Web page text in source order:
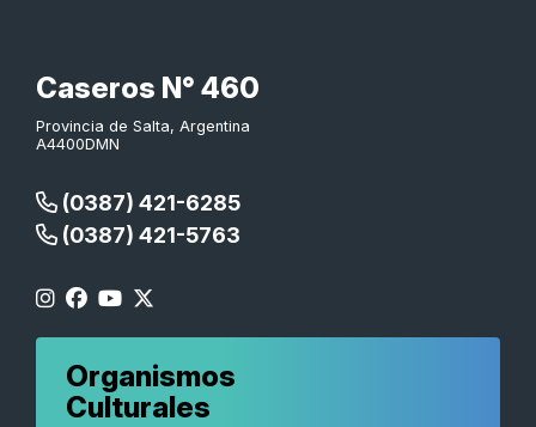
Caseros N° 460
Provincia de Salta, Argentina
A4400DMN
(0387) 421-6285
(0387) 421-5763
Organismos
Culturales